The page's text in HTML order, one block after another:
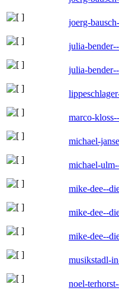
joerg-
julia-
julia-
marco-
michael-
michael-
mike-dee--
mike-dee--
mike-dee--
musikstadl-
noel-